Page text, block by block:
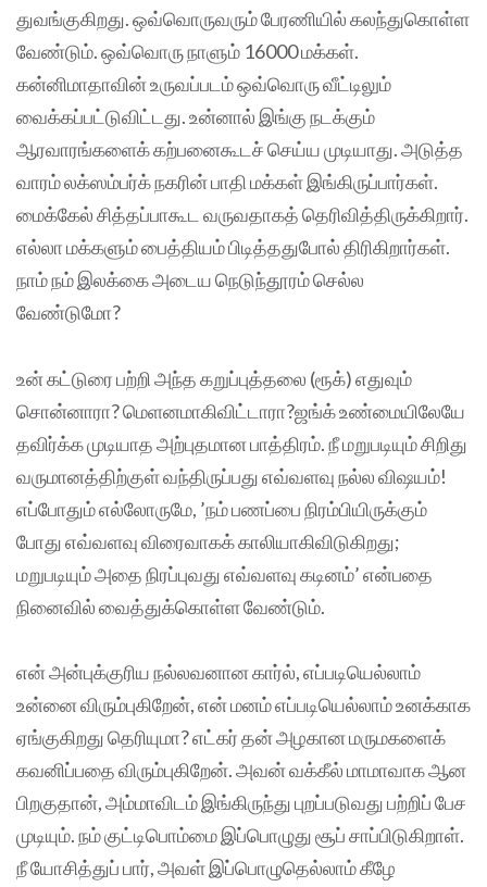
துவங்குகிறது. ஒவ்வொருவரும் பேரணியில் கலந்துகொள்ள
வேண்டும். ஒவ்வொரு நாளும் 16000 மக்கள்.
கன்னிமாதாவின் உருவப்படம் ஒவ்வொரு வீட்டிலும்
வைக்கப்பட்டுவிட்டது. உன்னால் இங்கு நடக்கும்
ஆரவாரங்களைக் கற்பனைகூடச் செய்ய முடியாது. அடுத்த
வாரம் லக்ஸம்பர்க் நகரின் பாதி மக்கள் இங்கிருப்பார்கள்.
மைக்கேல் சித்தப்பாகூட வருவதாகத் தெரிவித்திருக்கிறார்.
எல்லா மக்களும் பைத்தியம் பிடித்ததுபோல் திரிகிறார்கள்.
நாம் நம் இலக்கை அடைய நெடுந்தூரம் செல்ல
வேண்டுமோ?
உன் கட்டுரை பற்றி அந்த கறுப்புத்தலை (ரூக்) எதுவும்
சொன்னாரா? மெளனமாகிவிட்டாரா?ஜங்க் உண்மையிலேயே
தவிர்க்க முடியாத அற்புதமான பாத்திரம். நீ மறுபடியும் சிறிது
வருமானத்திற்குள் வந்திருப்பது எவ்வளவு நல்ல விஷயம்!
எப்போதும் எல்லோருமே, ’நம் பணப்பை நிரம்பியிருக்கும்
போது எவ்வளவு விரைவாகக் காலியாகிவிடுகிறது;
மறுபடியும் அதை நிரப்புவது எவ்வளவு கடினம்’ என்பதை
நினைவில் வைத்துக்கொள்ள வேண்டும்.
என் அன்புக்குரிய நல்லவனான கார்ல், எப்படியெல்லாம்
உன்னை விரும்புகிறேன், என் மனம் எப்படியெல்லாம் உனக்காக
ஏங்குகிறது தெரியுமா? எட்கர் தன் அழகான மருமகளைக்
கவனிப்பதை விரும்புகிறேன். அவன் வக்கீல் மாமாவாக ஆன
பிறகுதான், அம்மாவிடம் இங்கிருந்து புறப்படுவது பற்றிப் பேச
முடியும். நம் குட்டிபொம்மை இப்பொழுது சூப் சாப்பிடுகிறாள்.
நீ யோசித்துப் பார், அவள் இப்பொழுதெல்லாம் கீழே